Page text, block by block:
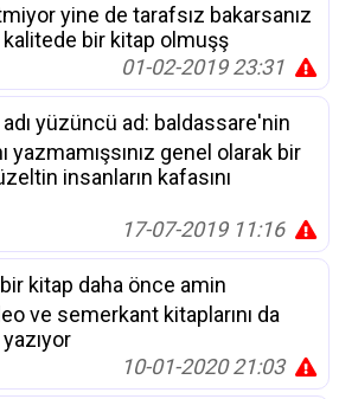
yine de tarafsız bakarsanız
bir kitap olmuşş
01-02-2019 23:31
yüzüncü ad: baldassare'nin
yazmamışsınız genel olarak bir
insanların kafasını
17-07-2019 11:16
kitap daha önce amin
ve semerkant kitaplarını da
10-01-2020 21:03